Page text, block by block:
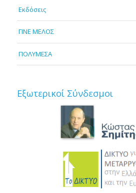
Εκδόσεις
ΓΙΝΕ ΜΕΛΟΣ
ΠΟΛΥΜΕΣΑ
Εξωτερικοί Σύνδεσμοι